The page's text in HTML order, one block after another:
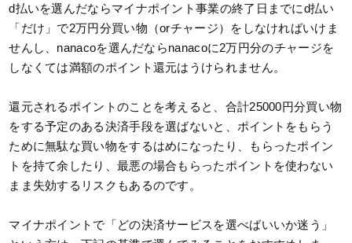
d払いを選んだならマイナポイント事業の終了日までにd払い
「だけ」で2万円分買い物（orチャージ）をしなければいけま
せんし、nanacoを選んだならnanacoに2万円分のチャージを
しなくては満額のポイント還元はうけられません。
還元されるポイントのことを考えると、合計25000円分買い物
をする予定のある決済手段を選ばないと、ポイントをもらう
ために無駄な買い物をするはめになったり、もらったポイン
トを持て余したり、最悪の場合もらったポイントを使わない
まま失効するリスクもあるのです。
マイナポイントで「どの決済サービスを選べばいいか迷う」